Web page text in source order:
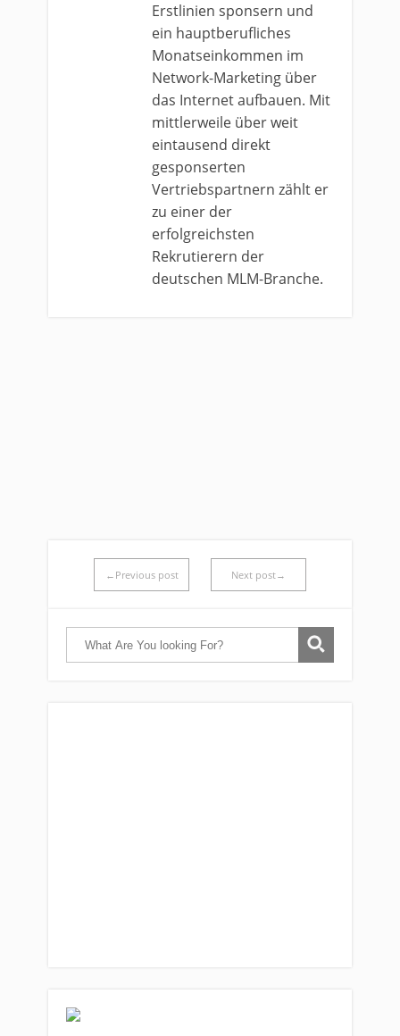
Erstlinien sponsern und
ein hauptberufliches
Monatseinkommen im
Network-Marketing über
das Internet aufbauen. Mit
mittlerweile über weit
eintausend direkt
gesponserten
Vertriebspartnern zählt er
zu einer der
erfolgreichsten
Rekrutierern der
deutschen MLM-Branche.
←Previous post Next post→